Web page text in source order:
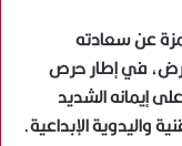
عن سعادته
في إطار حرص
إيمانه الشديد
واليدوية الإبداعية.